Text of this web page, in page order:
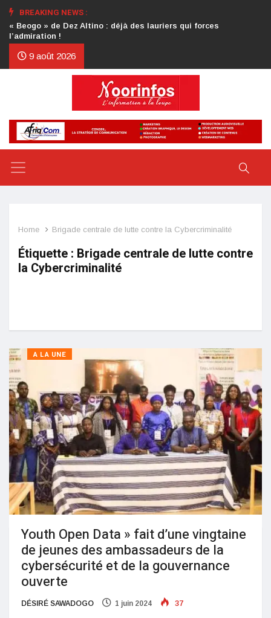
BREAKING NEWS :
Crise au CDP : l’authentification de la lettre du président
d’honneur toujours attendue
9 août 2026
Home Brigade centrale de lutte contre la Cybercriminalité
Étiquette : Brigade centrale de lutte contre
la Cybercriminalité
A LA UNE
Youth Open Data » fait d’une vingtaine
de jeunes des ambassadeurs de la
cybersécurité et de la gouvernance
ouverte
DÉSIRÉ SAWADOGO 1 juin 2024 37